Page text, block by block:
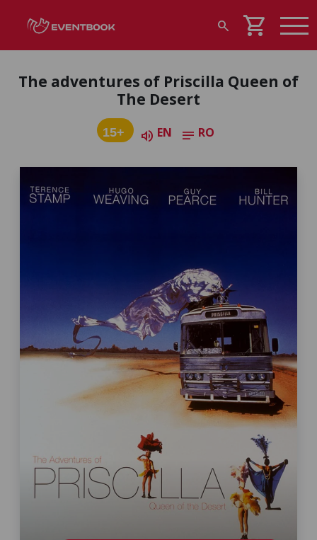
search shopping_cart
The adventures of Priscilla Queen of
The Desert
15+ volume_up EN notes RO